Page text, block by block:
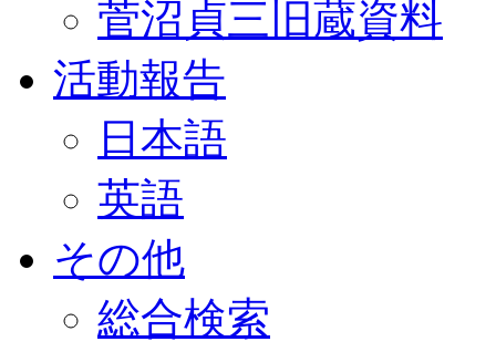
菅沼貞三旧蔵資料
活動報告
日本語
英語
その他
総合検索